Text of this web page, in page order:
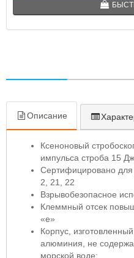
Описание
Ксеноновый
импульса строба 15
Сертифицировано для
2, 21, 22
Взрывобезопасное
Клеммный отсек
«e»
Корпус,
алюминия, не
морской воде;